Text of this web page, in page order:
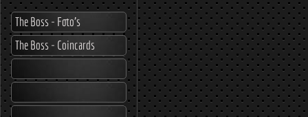
The Boss - Foto's
The Boss - Coincards